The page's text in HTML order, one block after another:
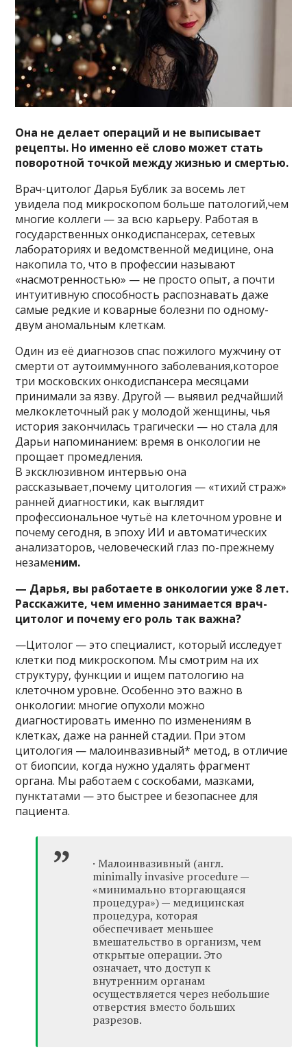
Она не делает операций и не выписывает
рецепты. Но именно её слово может стать
поворотной точкой между жизнью и смертью.
Врач-цитолог Дарья Бублик за восемь лет
увидела под микроскопом больше патологий,чем
многие коллеги — за всю карьеру. Работая в
государственных онкодиспансерах, сетевых
лабораториях и ведомственной медицине, она
накопила то, что в профессии называют
«насмотренностью» — не просто опыт, а почти
интуитивную способность распознавать даже
самые редкие и коварные болезни по одному-
двум аномальным клеткам.
Один из её диагнозов спас пожилого мужчину от
смерти от аутоиммунного заболевания,которое
три московских онкодиспансера месяцами
принимали за язву. Другой — выявил редчайший
мелкоклеточный рак у молодой женщины, чья
история закончилась трагически — но стала для
Дарьи напоминанием: время в онкологии не
прощает промедления.
В эксклюзивном интервью она
рассказывает,почему цитология — «тихий страж»
ранней диагностики, как выглядит
профессиональное чутьё на клеточном уровне и
почему сегодня, в эпоху ИИ и автоматических
анализаторов, человеческий глаз по-прежнему
незаменим.
— Дарья, вы работаете в онкологии уже 8 лет.
Расскажите, чем именно занимается врач-
цитолог и почему его роль так важна?
—Цитолог — это специалист, который исследует
клетки под микроскопом. Мы смотрим на их
структуру, функции и ищем патологию на
клеточном уровне. Особенно это важно в
онкологии: многие опухоли можно
диагностировать именно по изменениям в
клетках, даже на ранней стадии. При этом
цитология — малоинвазивный* метод, в отличие
от биопсии, когда нужно удалять фрагмент
органа. Мы работаем с соскобами, мазками,
пунктатами — это быстрее и безопаснее для
пациента.
· Малоинвазивный (англ.
minimally invasive procedure —
«минимально вторгающаяся
процедура») — медицинская
процедура, которая
обеспечивает меньшее
вмешательство в организм, чем
открытые операции. Это
означает, что доступ к
внутренним органам
осуществляется через небольшие
отверстия вместо больших
разрезов.